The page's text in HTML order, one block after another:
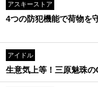
アスキーストア
4つの防犯機能で荷物を
アイドル
生意気上等！三原魅珠